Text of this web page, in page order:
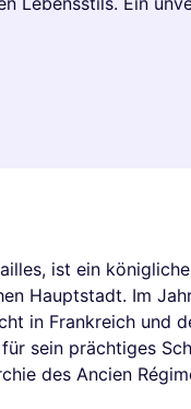
ist ein
Hauptstadt. Im
in Frankreich und
sein prächtiges
des Ancien